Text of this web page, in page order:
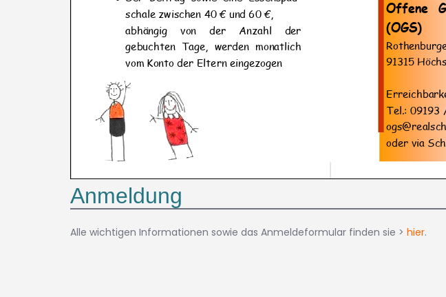
Anmeldung
Alle wichtigen Informationen sowie das Anmeldeformular finden sie > hier.